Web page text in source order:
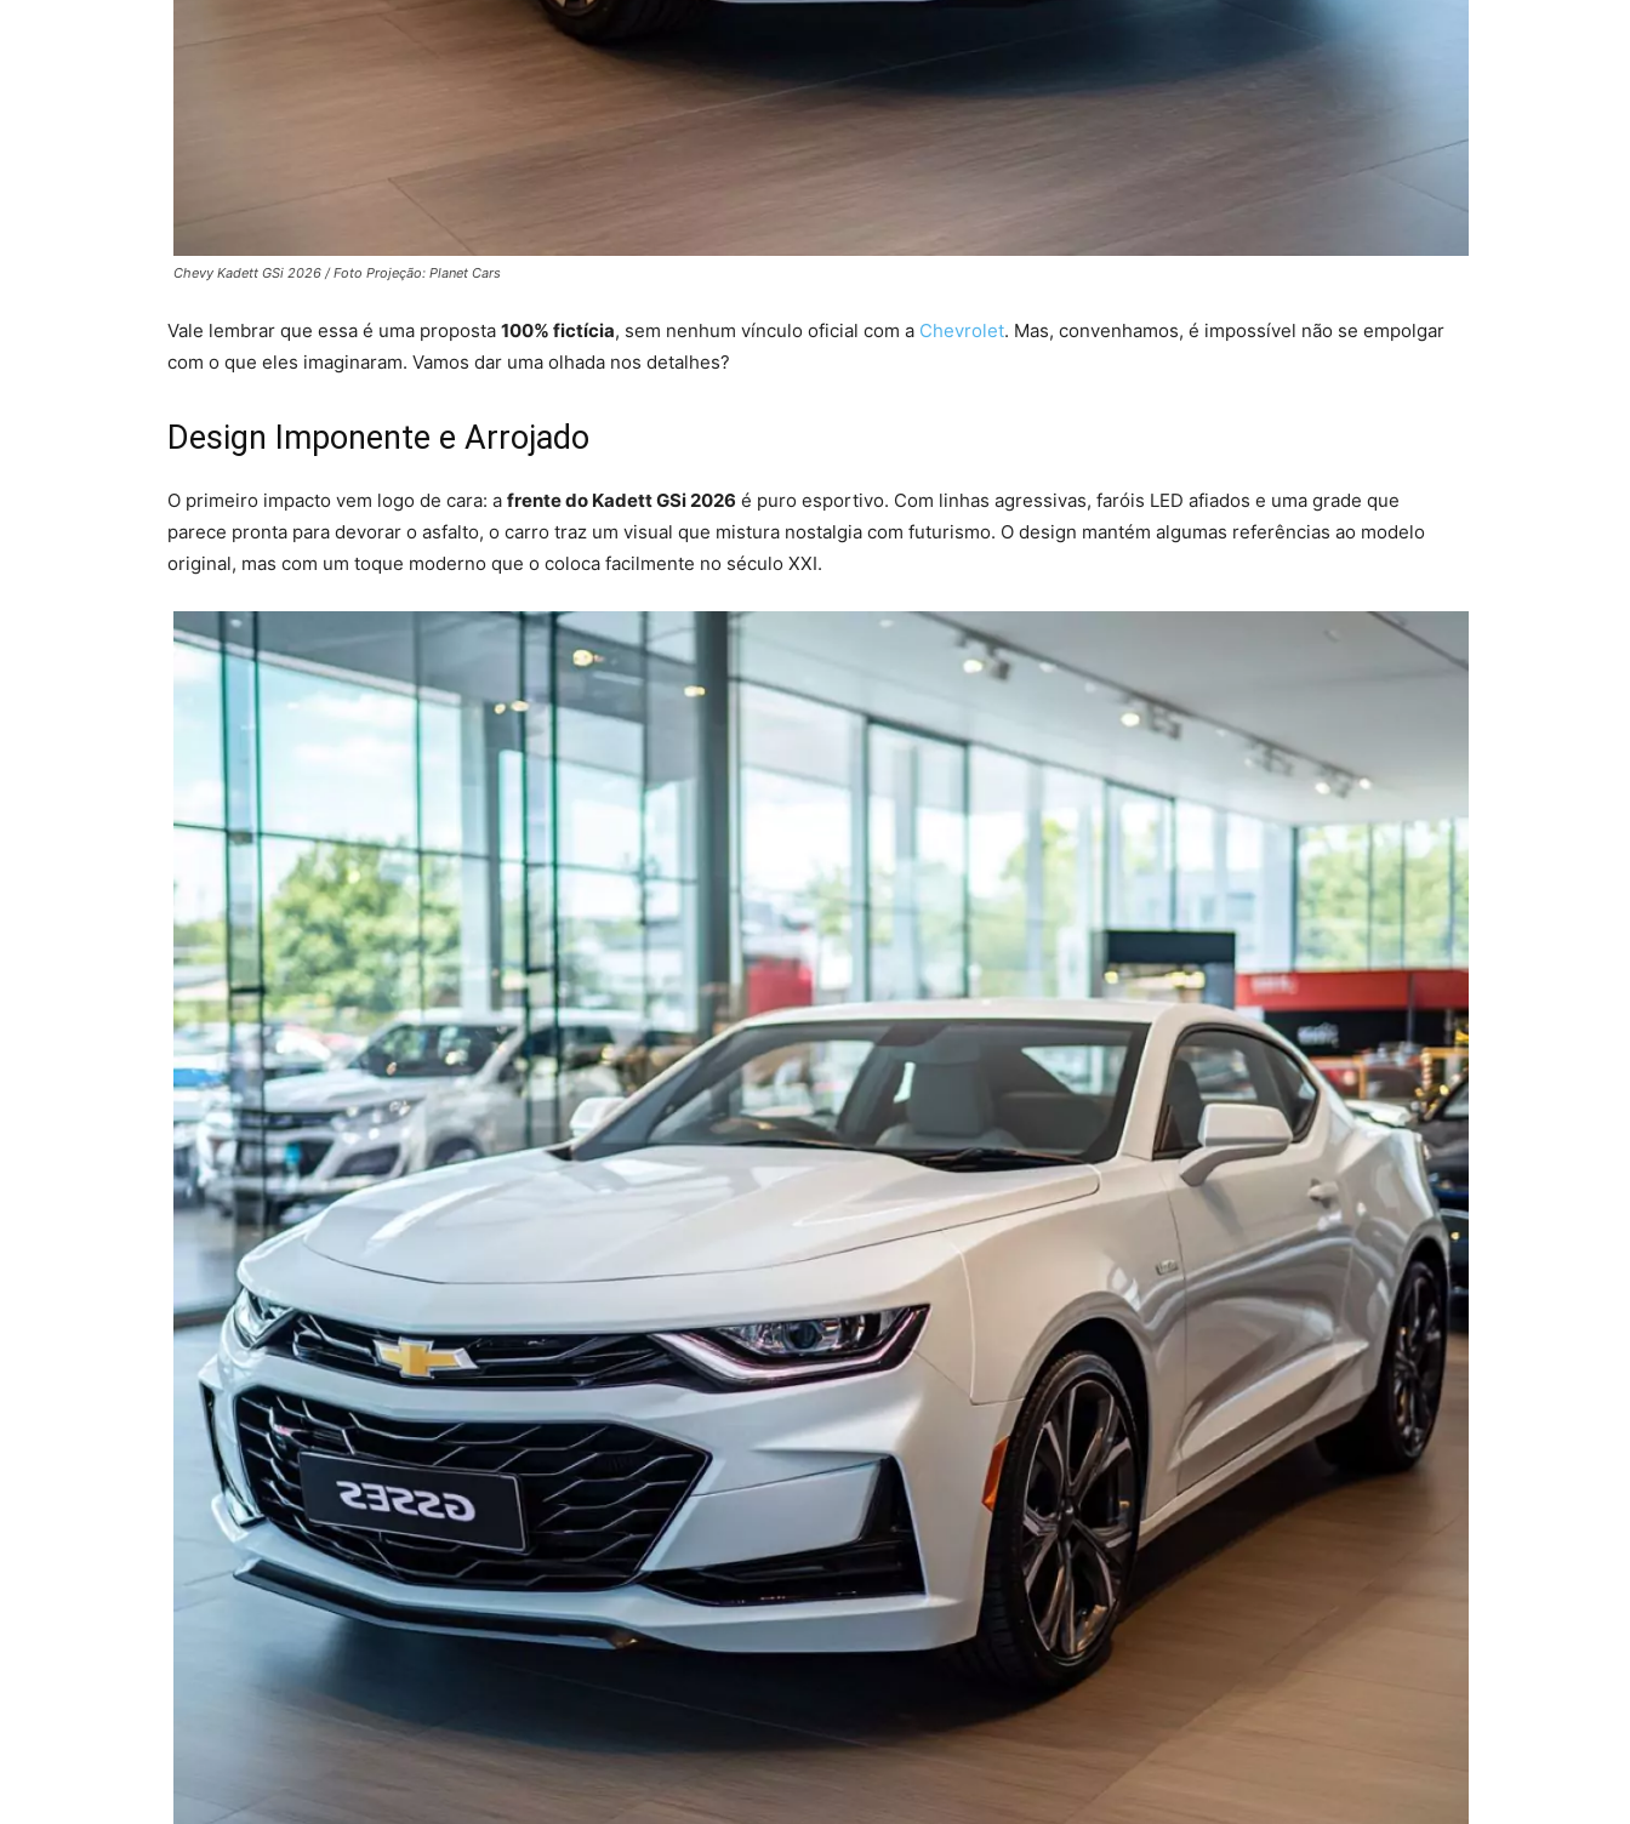
Chevy Kadett GSi 2026 / Foto Projeção: Planet Cars
Vale lembrar que essa é uma proposta 100% fictícia, sem nenhum vínculo oficial com a Chevrolet. Mas, convenhamos, é impossível não se empolgar
com o que eles imaginaram. Vamos dar uma olhada nos detalhes?
Design Imponente e Arrojado
O primeiro impacto vem logo de cara: a frente do Kadett GSi 2026 é puro esportivo. Com linhas agressivas, faróis LED afiados e uma grade que
parece pronta para devorar o asfalto, o carro traz um visual que mistura nostalgia com futurismo. O design mantém algumas referências ao modelo
original, mas com um toque moderno que o coloca facilmente no século XXI.